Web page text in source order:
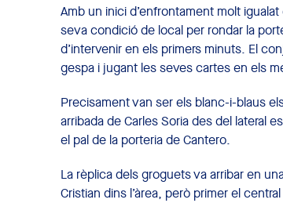
Amb un inici d’enfrontament molt
seva condició de local per rondar la
d’intervenir en els primers minuts. El
gespa i jugant les seves cartes en els
Precisament van ser els blanc-i-blaus
arribada de Carles Soria des del lateral
el pal de la porteria de Cantero.
La rèplica dels groguets va arribar en
Cristian dins l’àrea, però primer el